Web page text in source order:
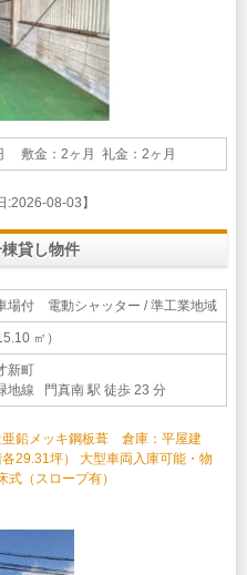
敷金：2ヶ月 礼金：2ヶ月
:2026-08-03】
貸し物件
付 電動シャッター / 準工業地域
㎡）
新町
地線 門真南 駅 徒歩 23 分
鉛メッキ鋼板葺 倉庫：平屋建
29.31坪） 大型車両入庫可能・物
（スロープ有）